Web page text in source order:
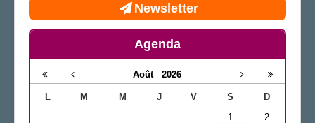
Newsletter
Agenda
Août 2026
L M M J V S
D
1
2